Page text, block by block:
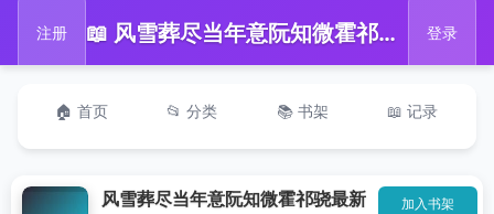
注册 📖 风雪葬尽当年意阮知微霍祁骁最新章节免费在线阅读_风雪葬尽当年意阮知微霍祁骁小说免费在线阅读 登录
🏠 首页 📂 分类 📚 书架 📖 记录
风雪葬尽当年意阮知微霍祁骁最新
加入书架